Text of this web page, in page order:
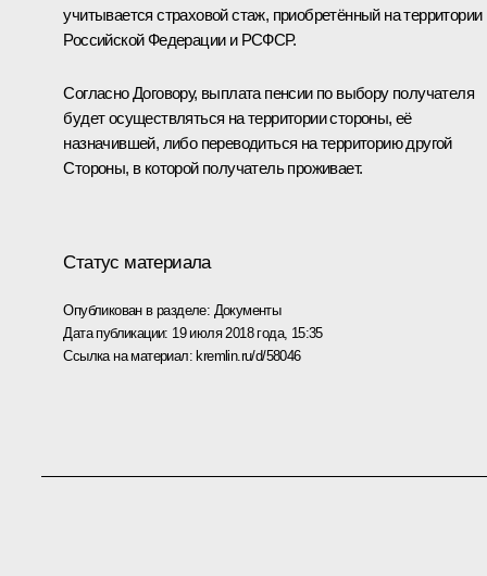
учитывается страховой стаж, приобретённый на территории
Российской Федерации и РСФСР.
Согласно Договору, выплата пенсии по выбору получателя
будет осуществляться на территории стороны, её
назначившей, либо переводиться на территорию другой
Стороны, в которой получатель проживает.
Статус материала
Опубликован в разделе: Документы
Дата публикации: 19 июля 2018 года, 15:35
Ссылка на материал: kremlin.ru/d/58046